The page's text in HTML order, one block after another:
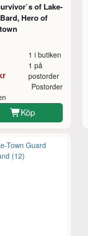
of Lake-
Hero of
1 i butiken
1 på
postorder
Postorder
Köp